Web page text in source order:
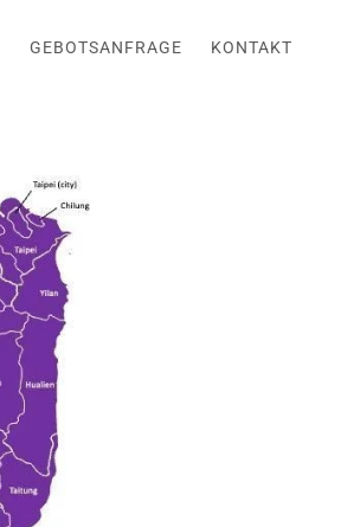
GEBOTSANFRAGE KONTAKT